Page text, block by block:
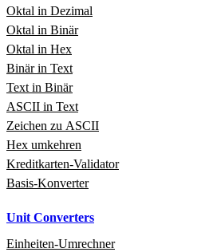
Oktal in Dezimal
Oktal in Binär
Oktal in Hex
Binär in Text
Text in Binär
ASCII in Text
Zeichen zu ASCII
Hex umkehren
Kreditkarten‑Validator
Basis‑Konverter
Unit Converters
Einheiten‑Umrechner